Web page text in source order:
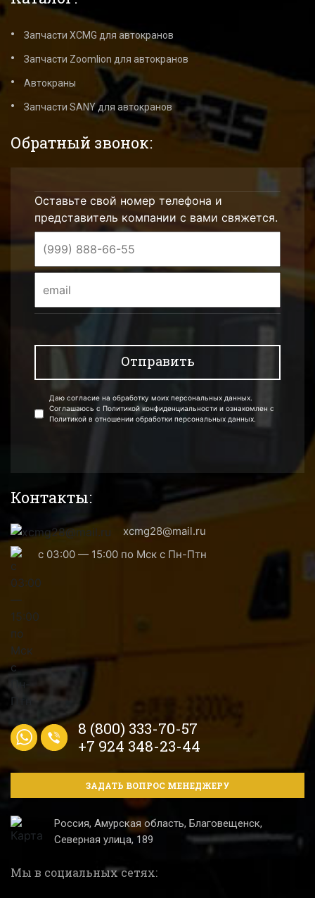
Запчасти XCMG для автокранов
Запчасти Zoomlion для автокранов
Автокраны
Запчасти SANY для автокранов
Обратный звонок:
Оставьте свой номер телефона и
представитель компании с вами свяжется.
Даю согласие на обработку моих персональных данных.
Соглашаюсь с Политикой конфиденциальности и ознакомлен с
Политикой в отношении обработки персональных данных.
Контакты:
xcmg28@mail.ru
с 03:00 — 15:00 по Мск с Пн-Птн
8 (800) 333-70-57
+7 924 348-23-44
ЗАДАТЬ ВОПРОС МЕНЕДЖЕРУ
Россия, Амурская область, Благовещенск,
Северная улица, 189
Мы в социальных сетях: